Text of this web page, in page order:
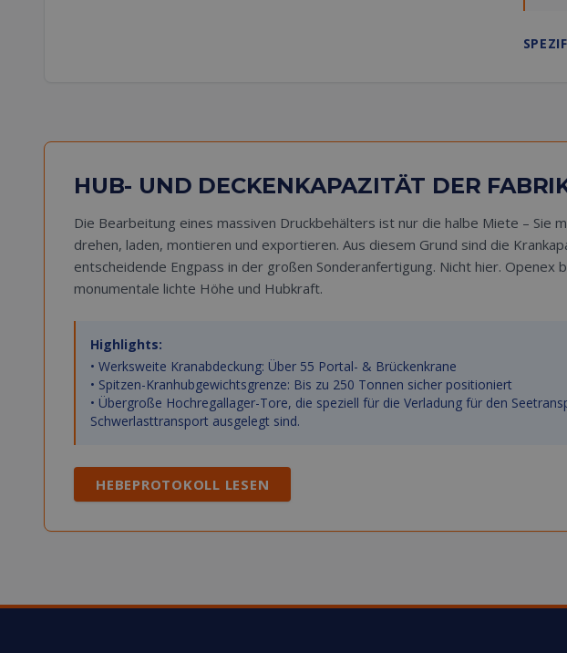
HUB- UND DECKENKAPAZITÄT DER
Die Bearbeitung eines massiven Druckbehälters ist nur die halbe Miete – Sie
drehen, laden, montieren und exportieren. Aus diesem Grund sind die
entscheidende Engpass in der großen Sonderanfertigung. Nicht hier. Openex
monumentale lichte Höhe und Hubkraft.
Highlights:
• Werksweite Kranabdeckung: Über 55 Portal- & Brückenkrane
• Spitzen-Kranhubgewichtsgrenze: Bis zu 250 Tonnen sicher positioniert
• Übergroße Hochregallager-Tore, die speziell für die Verladung für den
Schwerlasttransport ausgelegt sind.
HEBEPROTOKOLL LESEN